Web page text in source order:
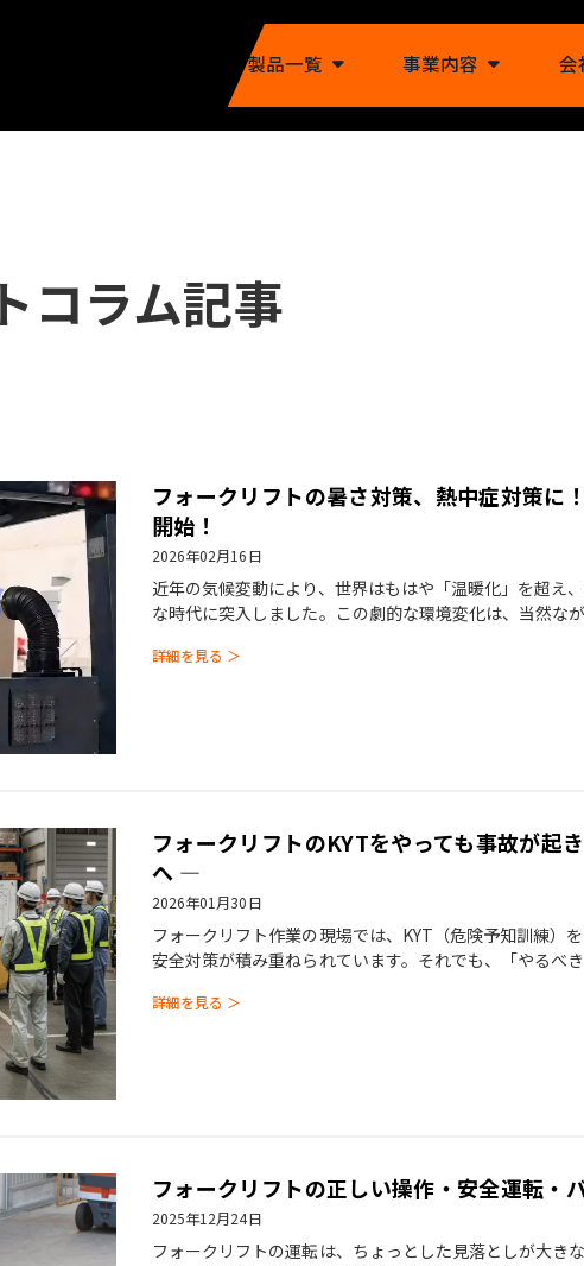
製品一覧 事業内容 会
コラム記事
フォークリフトの暑さ対策、熱中症対策に
開始！
2026年02月16日
近年の気候変動により、世界はもはや「温暖化」を超え
な時代に突入しました。この劇的な環境変化は、当然な
詳細を見る ＞
フォークリフトのKYTをやっても事故が
へ ―
2026年01月30日
フォークリフト作業の現場では、KYT（危険予知訓練）
安全対策が積み重ねられています。それでも、「やるべ
詳細を見る ＞
フォークリフトの正しい操作・安全運転・
2025年12月24日
フォークリフトの運転は、ちょっとした見落としが大き